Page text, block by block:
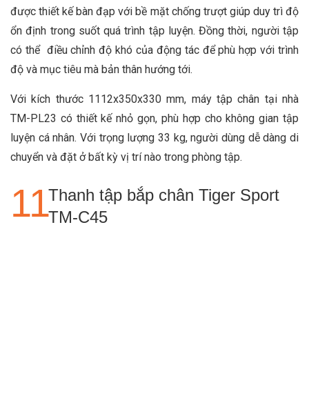
được thiết kế bàn đạp với bề mặt chống trượt giúp duy trì độ
ổn định trong suốt quá trình tập luyện. Đồng thời, người tập
có thể điều chỉnh độ khó của động tác để phù hợp với trình
độ và mục tiêu mà bản thân hướng tới.
Với kích thước 1112x350x330 mm, máy tập chân tại nhà
TM-PL23 có thiết kế nhỏ gọn, phù hợp cho không gian tập
luyện cá nhân. Với trọng lượng 33 kg, người dùng dễ dàng di
chuyển và đặt ở bất kỳ vị trí nào trong phòng tập.
Thanh tập bắp chân Tiger Sport
TM-C45